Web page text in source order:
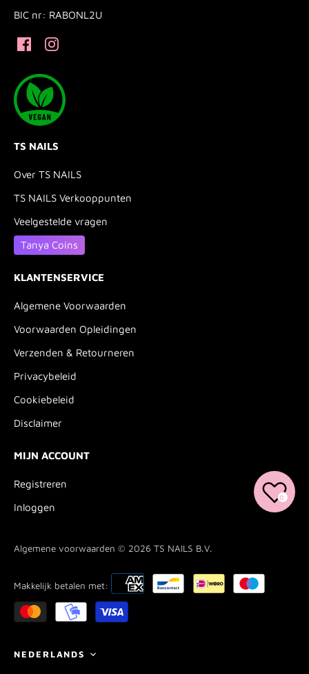
BIC nr: RABONL2U
TS NAILS
Over TS NAILS
TS NAILS Verkooppunten
Veelgestelde vragen
Tanya Coins
KLANTENSERVICE
Algemene Voorwaarden
Voorwaarden Opleidingen
Verzenden & Retourneren
Privacybeleid
Cookiebeleid
Disclaimer
MIJN ACCOUNT
Registreren
Inloggen
Algemene voorwaarden © 2026 TS NAILS B.V.
Makkelijk betalen met:
Taal
NEDERLANDS
0